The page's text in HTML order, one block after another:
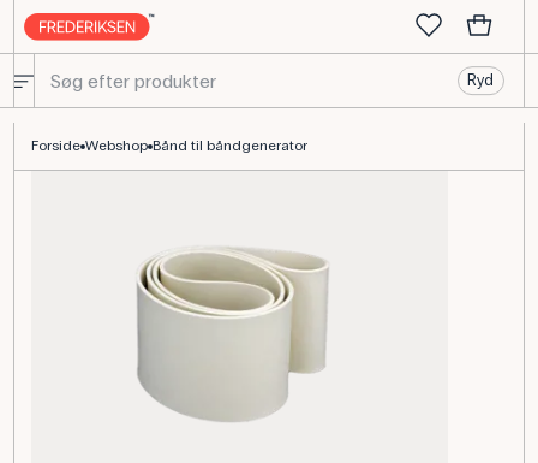
Ryd
Forside Webshop Bånd til båndgenerator